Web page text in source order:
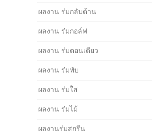
ผลงาน ร่มกลับด้าน
ผลงาน ร่มกอล์ฟ
ผลงาน ร่มตอนเดียว
ผลงาน ร่มพับ
ผลงาน ร่มใส
ผลงาน ร่มไม้
ผลงานร่มสกรีน